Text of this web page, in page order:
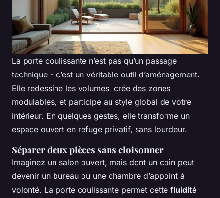
La porte coulissante n’est pas qu’un passage
technique - c’est un véritable outil d’aménagement.
Elle redessine les volumes, crée des zones
modulables, et participe au style global de votre
intérieur. En quelques gestes, elle transforme un
espace ouvert en refuge privatif, sans lourdeur.
Séparer deux pièces sans cloisonner
Imaginez un salon ouvert, mais dont un coin peut
devenir un bureau ou une chambre d’appoint à
volonté. La porte coulissante permet cette fluidité